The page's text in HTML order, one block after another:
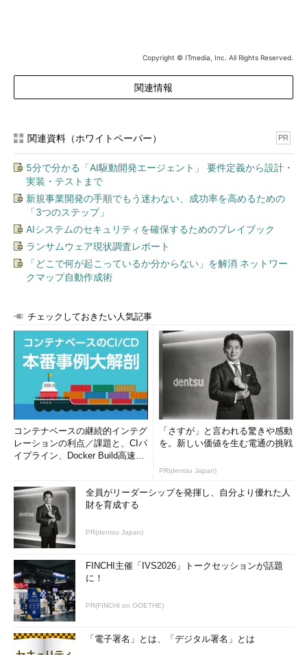
Copyright © ITmedia, Inc. All Rights Reserved.
関連情報
関連資料（ホワイトペーパー） PR
5分で分かる「AI駆動開発エージェント」 要件定義から設計・
実装・テストまで
新規事業開発の手順でもう迷わない、成功率を高めるための
「3つのステップ」
AIシステムのセキュリティを確保するためのプレイブック
ランサムウェア現状調査レポート
「どこで何が起こっているか分からない」を解消 ネットワー
クマップ自動作成術
チェックしておきたい人気記事
コンテナベースの継続的インテグ
レーションの利点／課題と、CIパ
イプライン、Docker Build高速化
「さすが」と言われる驚きや感動
を。新しい価値を生む電通の挑戦
PR(dentsu Japan)
全員がリーダーシップを発揮し、自分より優れた人
財を育成する
PR(dentsu Japan)
FINCHI主催「IVS2026」トークセッションが話題
に！
PR(FINCHI on GOETHE)
「電子署名」とは、「デジタル署名」とは